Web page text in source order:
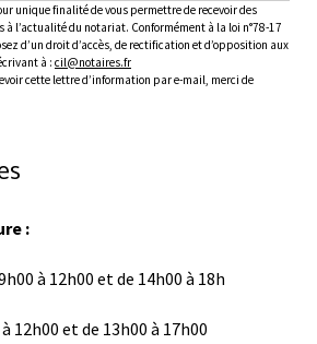
unique finalité de vous permettre de recevoir des
l’actualité du notariat. Conformément à la loi n°78-17
d’un droit d’accès, de rectification et d’opposition aux
à : cil@notaires.fr
cette lettre d’information par e-mail, merci de
:
à 12h00 et de 14h00 à 18h
12h00 et de 13h00 à 17h00